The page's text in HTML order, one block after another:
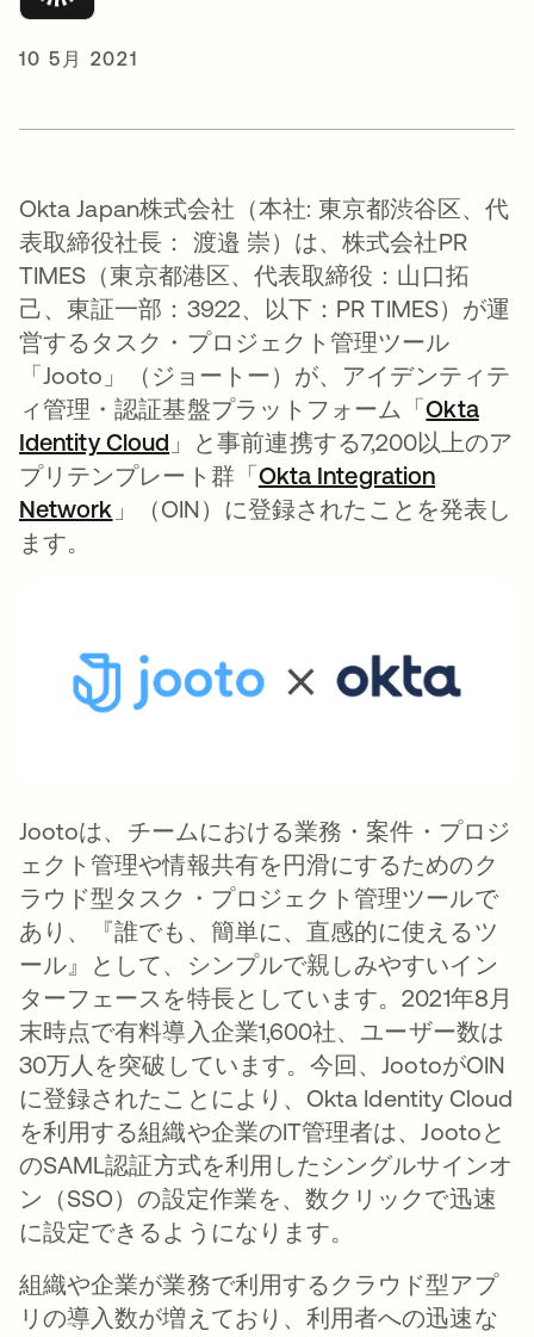
10 5月 2021
Okta Japan株式会社（本社: 東京都渋谷区、代
表取締役社長： 渡邉 崇）は、株式会社PR
TIMES（東京都港区、代表取締役：山口拓
己、東証一部：3922、以下：PR TIMES）が運
営するタスク・プロジェクト管理ツール
「Jooto」（ジョートー）が、アイデンティテ
ィ管理・認証基盤プラットフォーム「Okta
Identity Cloud 」と事前連携する7,200以上のア
プリテンプレート群「Okta Integration
Network 」（OIN）に登録されたことを発表し
ます。
Jootoは、チームにおける業務・案件・プロジ
ェクト管理や情報共有を円滑にするためのク
ラウド型タスク・プロジェクト管理ツールで
あり、『誰でも、簡単に、直感的に使えるツ
ール』として、シンプルで親しみやすいイン
ターフェースを特長としています。2021年8月
末時点で有料導入企業1,600社、ユーザー数は
30万人を突破しています。今回、JootoがOIN
に登録されたことにより、Okta Identity Cloud
を利用する組織や企業のIT管理者は、Jootoと
のSAML認証方式を利用したシングルサインオ
ン（SSO）の設定作業を、数クリックで迅速
に設定できるようになります。
組織や企業が業務で利用するクラウド型アプ
リの導入数が増えており、利用者への迅速な